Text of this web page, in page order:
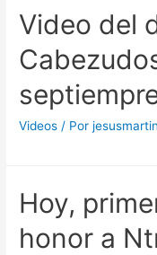
Video del
Videos / Porjesusmartin
Hoy,
honor a